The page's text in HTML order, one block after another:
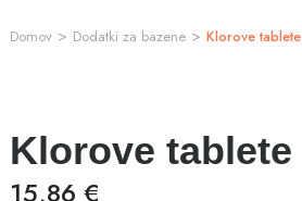
Domov > Dodatki za bazene > Klorove tablete
Klorove tablete
15,86 €